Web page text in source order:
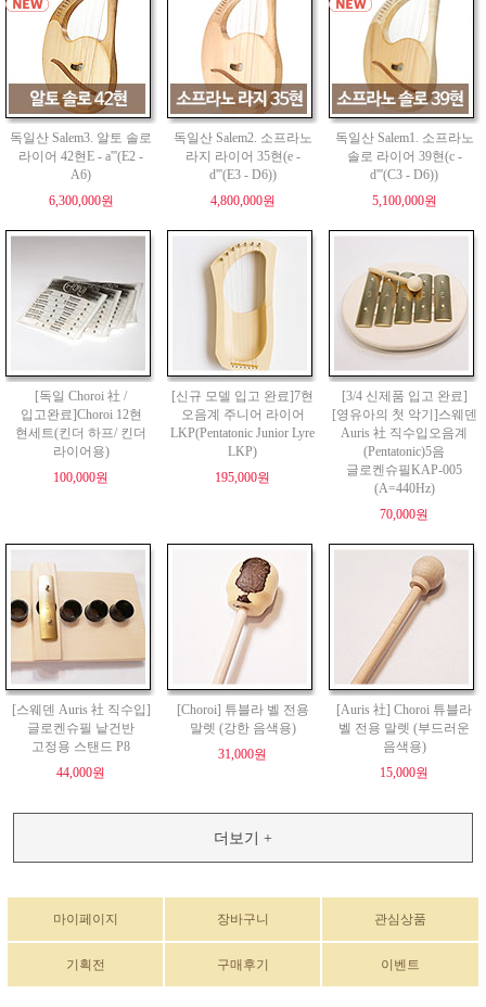
독일산 Salem3. 알토 솔로
라이어 42현E - a'''(E2 -
A6)
6,300,000원
독일산 Salem2. 소프라노
라지 라이어 35현(e -
d'''(E3 - D6))
4,800,000원
독일산 Salem1. 소프라노
솔로 라이어 39현(c -
d'''(C3 - D6))
5,100,000원
[독일 Choroi 社 /
입고완료]Choroi 12현
현세트(킨더 하프/ 킨더
라이어용)
100,000원
[신규 모델 입고 완료]7현
오음계 주니어 라이어
LKP(Pentatonic Junior Lyre
LKP)
195,000원
[3/4 신제품 입고 완료]
[영유아의 첫 악기]스웨덴
Auris 社 직수입오음계
(Pentatonic)5음
글로켄슈필KAP-005
(A=440Hz)
70,000원
[스웨덴 Auris 社 직수입]
글로켄슈필 낱건반
고정용 스탠드 P8
44,000원
[Choroi] 튜블라 벨 전용
말렛 (강한 음색용)
31,000원
[Auris 社] Choroi 튜블라
벨 전용 말렛 (부드러운
음색용)
15,000원
더보기 +
마이페이지 장바구니 관심상품
기획전 구매후기 이벤트